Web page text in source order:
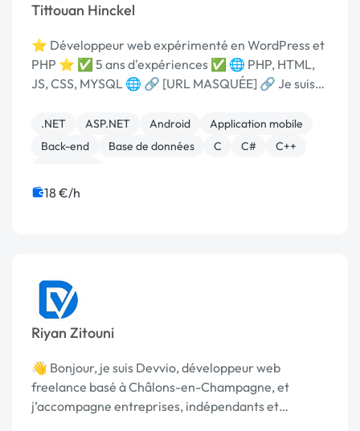
Tittouan Hinckel
⭐ Développeur web expérimenté en WordPress et
PHP ⭐ ✅ 5 ans d'expériences ✅ 🌐 PHP, HTML,
JS, CSS, MYSQL 🌐 🔗 [URL MASQUÉE] 🔗 Je suis
années d'expérience, ayant évolué en tant que
leader au ...
.NET ASP.NET Android
Application mobile
Back-end
Base de données C C#
C++
18 €/h
Riyan Zitouni
👋 Bonjour, je suis Devvio, développeur web
freelance basé à Châlons-en-Champagne, et
j’accompagne entreprises, indépendants et